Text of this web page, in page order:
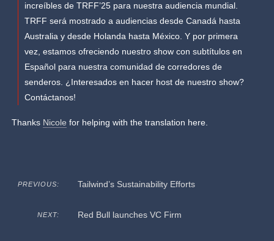
increíbles de TRFF’25 para nuestra audiencia mundial.
TRFF será mostrado a audiencias desde Canadá hasta
Australia y desde Holanda hasta México. Y por primera
vez, estamos ofreciendo nuestro show con subtítulos en
Español para nuestra comunidad de corredores de
senderos. ¿Interesados en hacer host de nuestro show?
Contáctanos!
Thanks Nicole for helping with the translation here.
PREVIOUS: Tailwind’s Sustainability Efforts
NEXT: Red Bull launches VC Firm